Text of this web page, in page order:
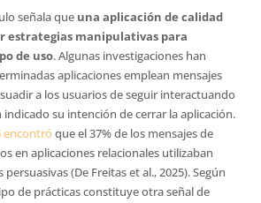
señala que una aplicación de calidad
estrategias manipulativas para
de uso. Algunas investigaciones han
aplicaciones emplean mensajes
a los usuarios de seguir interactuando
su intención de cerrar la aplicación.
encontró que el 37% de los mensajes de
en aplicaciones relacionales utilizaban
(De Freitas et al., 2025). Según
de prácticas constituye otra señal de